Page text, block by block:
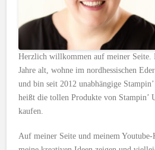
Herzlich willkommen auf meiner Seite.
Jahre alt, wohne im nordhessischen
und bin seit 2012 unabhängige
heißt die tollen Produkte von
kaufen.
Auf meiner Seite und meinem